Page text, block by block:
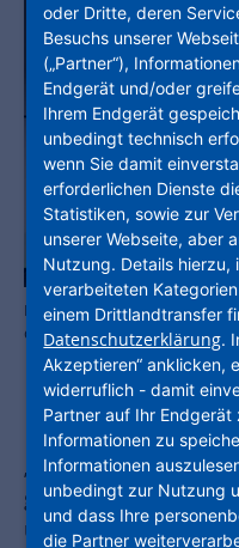
Nach den politischen
die Diskussion mit den
„Wir haben nur noch
geforderten
unserer über 2,1
oder Dritte, deren
Besuchs unserer
(„Partner“),
Endgerät und/oder
Ihrem Endgerät
unbedingt technisch
wenn Sie damit
erforderlichen Dienste
Statistiken, sowie zur
unserer Webseite, aber
Nutzung. Details hierzu,
verarbeiteten
einem Drittlandtransfer
Datenschutzerklärung.
Akzeptieren“ anklicken,
widerruflich - damit
Partner auf Ihr
Informationen zu
Informationen
unbedingt zur Nutzung
und dass Ihre
die Partner